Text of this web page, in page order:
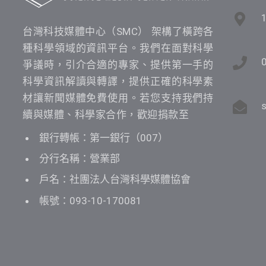
台灣科技媒體中心（SMC） 架構了橫跨各
種科學領域的資訊平台。我們在面對科學
爭議時，引介合適的專家、提供第一手的
科學資訊解讀與轉譯，提供正確的科學素
材讓新聞媒體免費使用。若您支持我們持
續與媒體、科學家合作，歡迎捐款至
銀行轉帳：第一銀行（007）
分行名稱：營業部
戶名：社團法人台灣科學媒體協會
帳號：093-10-170081